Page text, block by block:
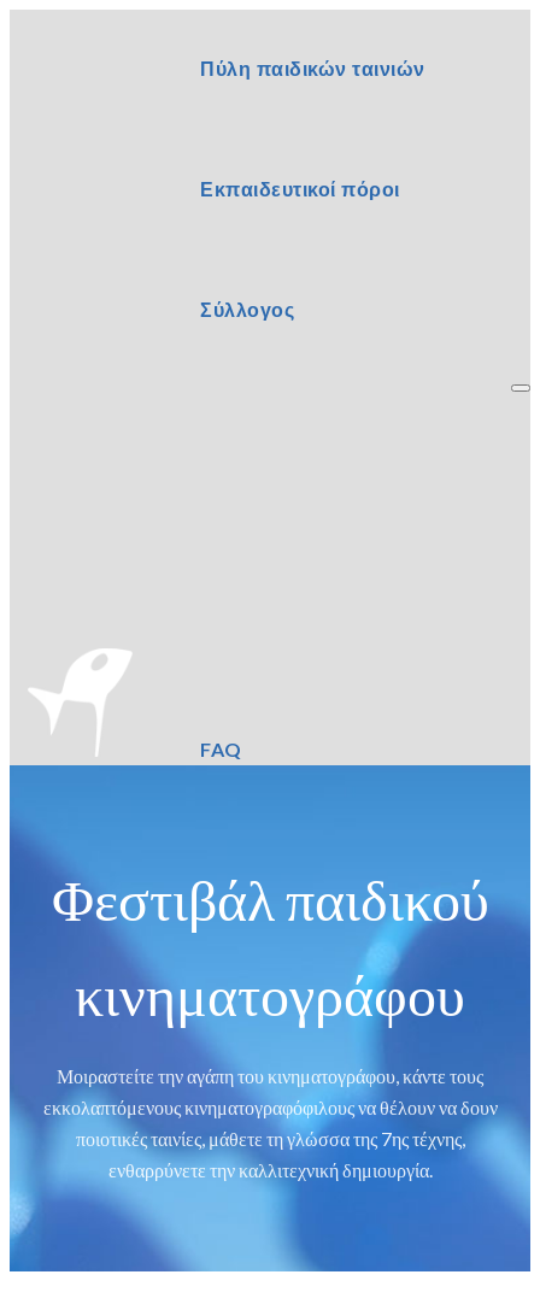
Πύλη παιδικών ταινιών
Εκπαιδευτικοί πόροι
Σύλλογος
FAQ
Φεστιβάλ παιδικού
κινηματογράφου
Μοιραστείτε την αγάπη του κινηματογράφου, κάντε τους
εκκολαπτόμενους κινηματογραφόφιλους να θέλουν να δουν
ποιοτικές ταινίες, μάθετε τη γλώσσα της 7ης τέχνης,
ενθαρρύνετε την καλλιτεχνική δημιουργία.